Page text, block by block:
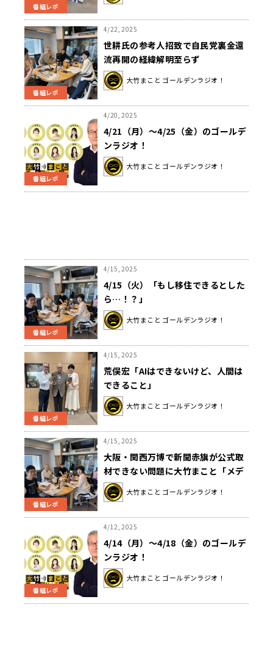
番組レポ
番組レポ
4/22, 2025
世耕氏の参考人招致で自民党裏金還
流再開の経緯解明至らず
大竹まこと ゴールデンラジオ！
番組レポ
4/20, 2025
4/21（月）～4/25（金）のゴールデ
ンラジオ！
大竹まこと ゴールデンラジオ！
番組レポ
4/15, 2025
4/15（火）「もし移住できるとした
ら…！？」
大竹まこと ゴールデンラジオ！
番組レポ
4/15, 2025
荒俣宏「AIはできないけど、人間は
できること」
大竹まこと ゴールデンラジオ！
番組レポ
4/15, 2025
大阪・関西万博で新聞赤旗が公式取
材できない問題に大竹まこと「メデ
ィアは（万博の）広報じゃない」と
批判
大竹まこと ゴールデンラジオ！
番組レポ
4/12, 2025
4/14（月）～4/18（金）のゴールデ
ンラジオ！
大竹まこと ゴールデンラジオ！